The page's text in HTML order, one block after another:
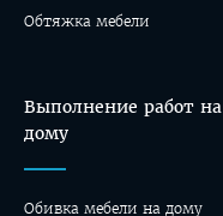
Обтяжка мебели
Выполнение работ на
дому
Обивка мебели на дому